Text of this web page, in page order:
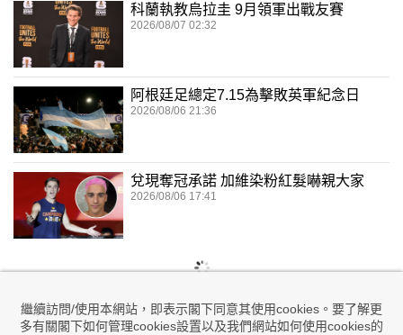
繼續訪問/使用本網站，即表示閣下同意其使用cookies。要了解更
多有關閣下如何管理cookies設置以及我們網站如何使用cookies的
科蘭執教烏拉圭 9月領軍出戰友賽
2026/08/07 02:32
阿根廷足總定7.15為擊敗英軍紀念日
2026/08/06 21:36
兌現奪冠承諾 加維染粉紅髮嚇親大家
2026/08/06 17:41